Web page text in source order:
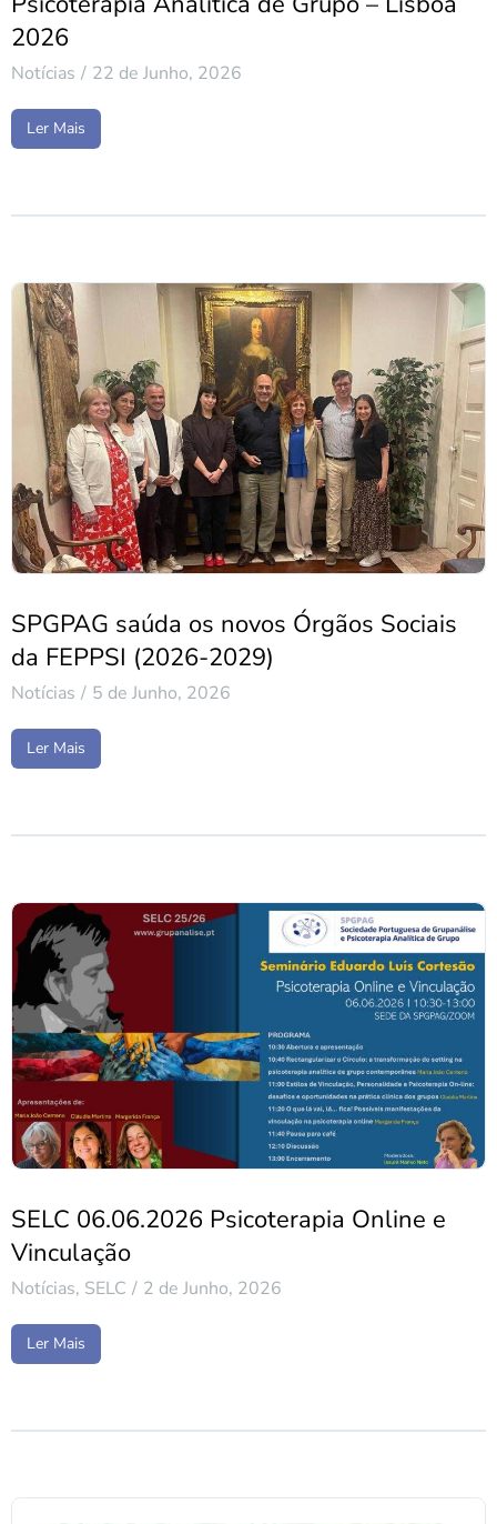
2026
Notícias 22 de Junho, 2026
Ler Mais
SPGPAG saúda os novos Órgãos Sociais
da FEPPSI (2026-2029)
Notícias 5 de Junho, 2026
Ler Mais
SELC 06.06.2026 Psicoterapia Online e
Vinculação
Notícias, SELC 2 de Junho, 2026
Ler Mais